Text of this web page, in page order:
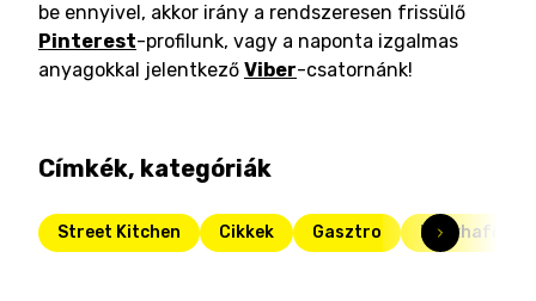
be ennyivel, akkor irány a rendszeresen frissülő
Pinterest-profilunk, vagy a naponta izgalmas
anyagokkal jelentkező Viber-csatornánk!
Címkék, kategóriák
Street Kitchen Cikkek Gasztro konyhafőnök